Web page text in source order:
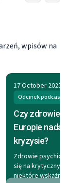
wpisów na
17 October 2025
Odcinek podcastu
Czy zdrowie
Europie nadal
kryzysie?
Zdrowie
się na krytycznym
niektóre